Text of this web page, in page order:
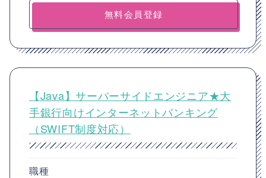
無料会員登録
【Java】サーバーサイドエンジニア★大
手銀行向けインターネットバンキング
（SWIFT制度対応）
職種